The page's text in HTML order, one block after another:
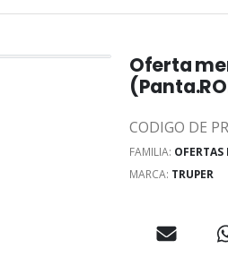
Oferta
CODIGO DE
FAMILIA:
MARCA: TRUPER